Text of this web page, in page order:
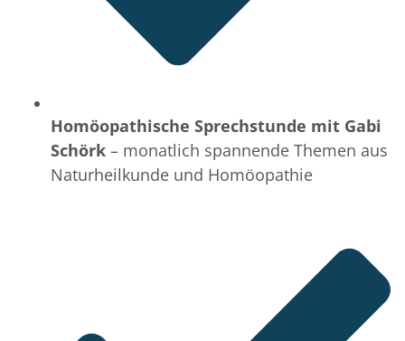
Homöopathische Sprechstunde mit Gabi
Schörk – monatlich spannende Themen aus
Naturheilkunde und Homöopathie